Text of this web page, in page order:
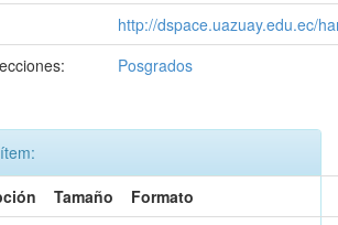
http://dspace.uazuay.edu.ec/
Posgrados
Tamaño
Formato